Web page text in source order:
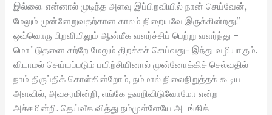
இல்லை. என்னால் முடிந்த அளவு இப்பிறவியில் நான் செய்வேன்,
மேலும் முன்னேறுவதற்கான காலம் நிறையவே இருக்கின்றது.”
ஒவ்வொரு பிறவியிலும் ஆன்மீக வளர்ச்சிப் பெற்று வளர்ந்து –
மொட்டுதனை சற்றே மேலும் திறக்கச் செய்வது- இந்து வழியாகும்.
விடாமல் செய்யப்படும் பயிற்சியினால் முன்னோக்கிச் செல்வதில்
நாம் திருப்திக் கொள்கின்றோம், நம்மால் நிலைநிறுத்தக் கூடிய
அளவில், அவசரமின்றி, எங்கே தவறிவிடுவோமோ என்ற
அச்சமின்றி. தெய்வீக வித்து நம்முள்ளேயே அடங்கிக்